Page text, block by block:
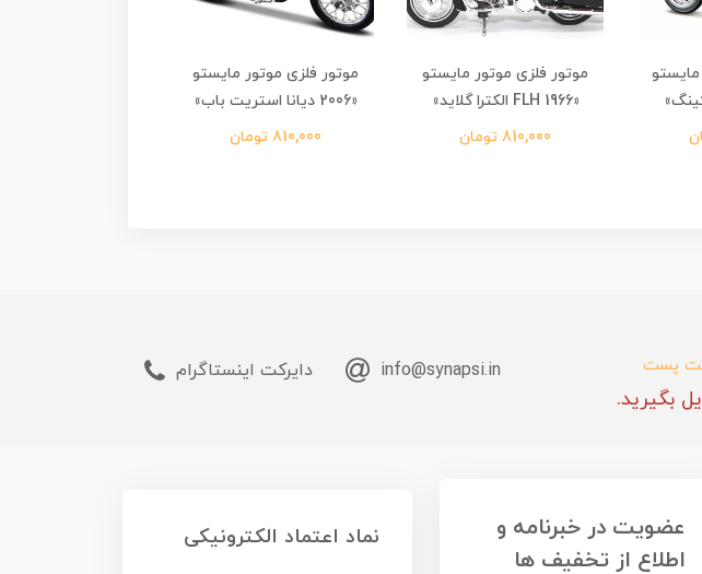
مایستو
موتور فلزی موتور مایستو
«1966 FLH الکترا گلاید»
810,000 تومان
موتور فلزی موتور مایستو
«2006 دیانا استریت باب»
810,000 تومان
پست
بگیرید.
info@synapsi.in دایرکت اینستاگرام
عضویت در خبرنامه و
اطلاع از تخفیف ها
نماد اعتماد الکترونیکی